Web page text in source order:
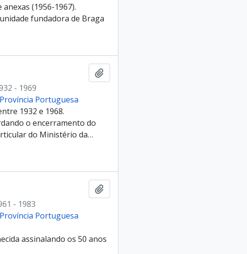
(1956-1967).
fundadora de Braga
- 1969
Portuguesa
1932 e 1968.
o encerramento do
do Ministério da…
- 1983
Portuguesa
assinalando os 50 anos